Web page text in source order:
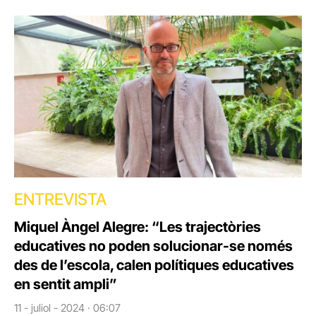
ENTREVISTA
Miquel Àngel Alegre: “Les trajectòries
educatives no poden solucionar-se només
des de l’escola, calen polítiques educatives
en sentit ampli”
11 - juliol - 2024 · 06:07